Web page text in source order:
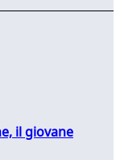
il giovane